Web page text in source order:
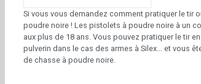
Si vous vous demandez comment pratiquer le tir
poudre noire ! Les pistolets à poudre noire à un
aux plus de 18 ans. Vous pouvez pratiquer le tir
pulverin dans le cas des armes à Silex... et vous
de chasse à poudre noire.